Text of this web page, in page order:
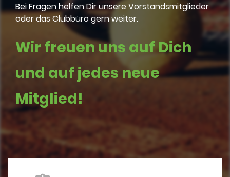
Bei Fragen helfen Dir unsere Vorstandsmitglieder
oder das Clubbüro gern weiter.
Wir freuen uns auf Dich
und auf jedes neue
Mitglied!